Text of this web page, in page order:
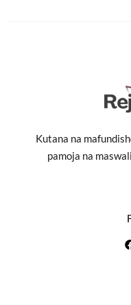
Kutana na
pamoja na